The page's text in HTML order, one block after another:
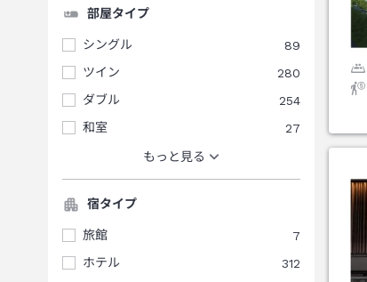
部屋タイプ
シングル
89
ツイン
280
ダブル
254
和室
27
もっと見る
宿タイプ
旅館
7
ホテル
312